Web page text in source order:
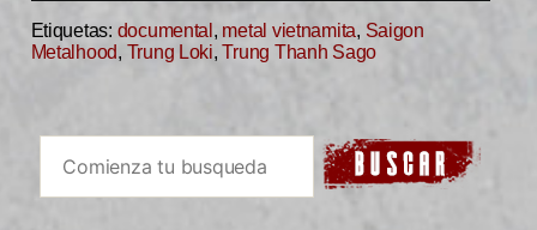
Etiquetas: documental , metal vietnamita, Saigon
Metalhood, Trung Loki,Trung Thanh Sago